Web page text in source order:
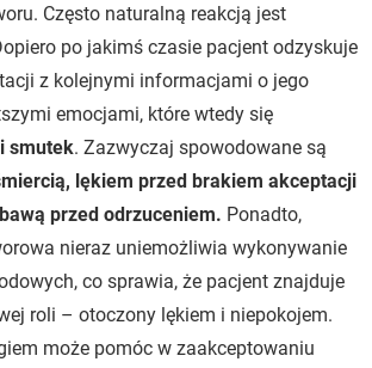
Często naturalną reakcją jest
po jakimś czasie pacjent odzyskuje
z kolejnymi informacjami o jego
emocjami, które wtedy się
smutek. Zazwyczaj spowodowane są
lękiem przed brakiem akceptacji
przed odrzuceniem. Ponadto,
nieraz uniemożliwia wykonywanie
co sprawia, że pacjent znajduje
roli – otoczony lękiem i niepokojem.
może pomóc w zaakceptowaniu